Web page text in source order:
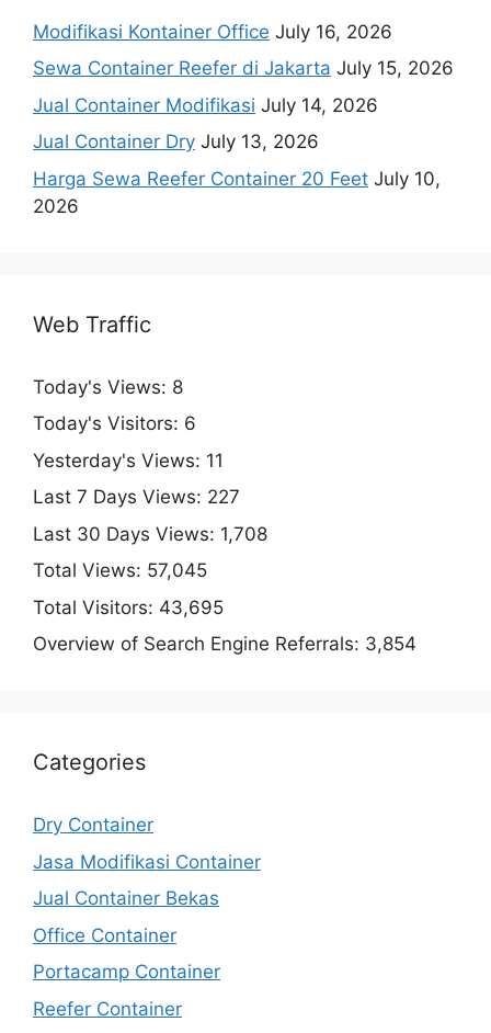
Modifikasi Kontainer Office July 16, 2026
Sewa Container Reefer di Jakarta July 15, 2026
Jual Container Modifikasi July 14, 2026
Jual Container Dry July 13, 2026
Harga Sewa Reefer Container 20 Feet July 10,
2026
Web Traffic
Today's Views: 8
Today's Visitors: 6
Yesterday's Views: 11
Last 7 Days Views: 227
Last 30 Days Views: 1,708
Total Views: 57,045
Total Visitors: 43,695
Overview of Search Engine Referrals: 3,854
Categories
Dry Container
Jasa Modifikasi Container
Jual Container Bekas
Office Container
Portacamp Container
Reefer Container